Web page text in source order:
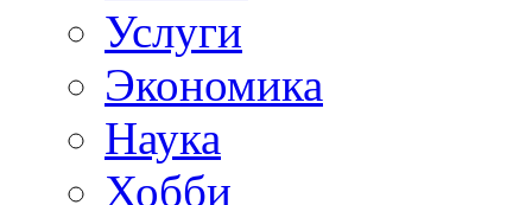
Услуги
Экономика
Наука
Хобби